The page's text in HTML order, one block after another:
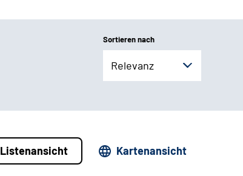
Sortieren nach
Relevanz
Listenansicht Kartenansicht